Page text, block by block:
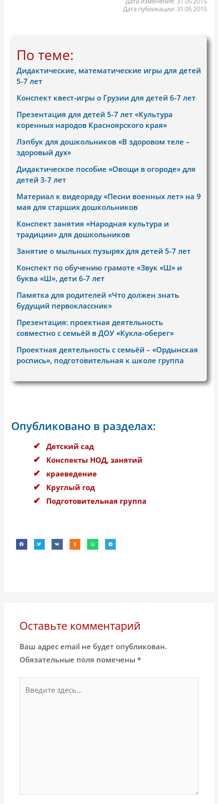
Дата публикации: 31.05.2015
По теме:
Дидактические, математические игры для детей
5-7 лет
Конспект квест-игры о Грузии для детей 6-7 лет
Презентация для детей 5-7 лет «Культура
коренных народов Красноярского края»
Лэпбук для дошкольников «В здоровом теле –
здоровый дух»
Дидактическое пособие «Овощи в огороде» для
детей 3-7 лет
Материал к видеоряду «Песни военных лет» на 9
мая для старших дошкольников
Конспект занятия «Народная культура и
традиции» для дошкольников
Занятие о мыльных пузырях для детей 5-7 лет
Конспект по обучению грамоте «Звук «Ш» и
буква «Ш», дети 6-7 лет
Памятка для родителей «Что должен знать
будущий первоклассник»
Презентация: проектная деятельность
совместно с семьёй в ДОУ «Кукла-оберег»
Проектная деятельность с семьёй – «Ордынская
роспись», подготовительная к школе группа
Опубликовано в разделах:
Детский сад
Конспекты НОД, занятий
краеведение
Круглый год
Подготовительная группа
Оставьте комментарий
Ваш адрес email не будет опубликован.
Обязательные поля помечены*
здесь...